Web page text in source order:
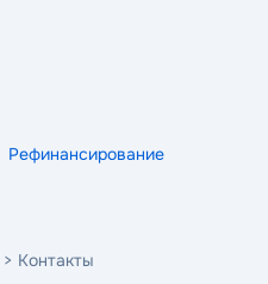
Рефинансирование
> Контакты